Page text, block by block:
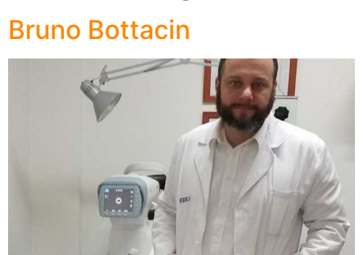
Bruno Bottacin